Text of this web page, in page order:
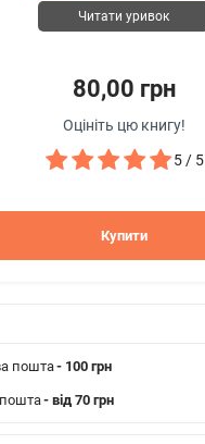
Читати уривок
80,00 грн
Оцініть цю книгу!
5 / 5
Купити
пошта- 100 грн
- від 70 грн